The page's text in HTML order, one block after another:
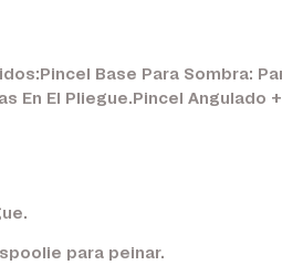
Base Para Sombra:
En El Pliegue.Pincel Angulado
para peinar.